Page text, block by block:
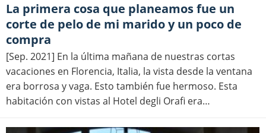
La primera cosa que planeamos fue un
corte de pelo de mi marido y un poco de
compra
[Sep. 2021] En la última mañana de nuestras cortas
vacaciones en Florencia, Italia, la vista desde la ventana
era borrosa y vaga. Esto también fue hermoso. Esta
habitación con vistas al Hotel degli Orafi era…